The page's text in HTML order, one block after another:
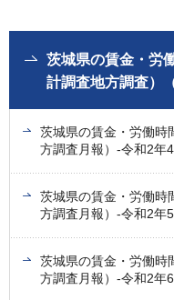
茨城県の賃金・労
計調査地方調査）
茨城県の賃金・労働時
方調査月報）-令和2年
茨城県の賃金・労働時
方調査月報）-令和2年
茨城県の賃金・労働時
方調査月報）-令和2年